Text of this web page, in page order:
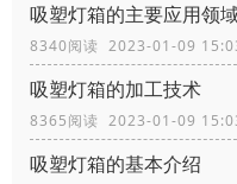
吸塑灯箱的主要应用领
8340阅读 2023-01-09
吸塑灯箱的加工技术
8365阅读 2023-01-09
吸塑灯箱的基本介绍